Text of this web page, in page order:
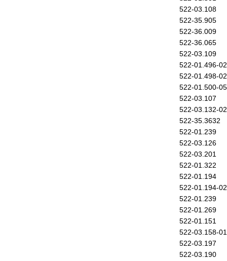
522-03.108
522-35.905
522-36.009
522-36.065
522-03.109
522-01.496-02
522-01.498-02
522-01.500-05
522-03.107
522-03.132-02
522-35.3632
522-01.239
522-03.126
522-03.201
522-01.322
522-01.194
522-01.194-02
522-01.239
522-01.269
522-01.151
522-03.158-01
522-03.197
522-03.190